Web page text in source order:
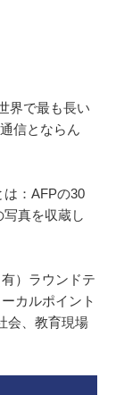
界で最も長い
信とならん
は：AFPの30
真を収蔵し
）ラウンドテ
カルポイント
会、教育現場